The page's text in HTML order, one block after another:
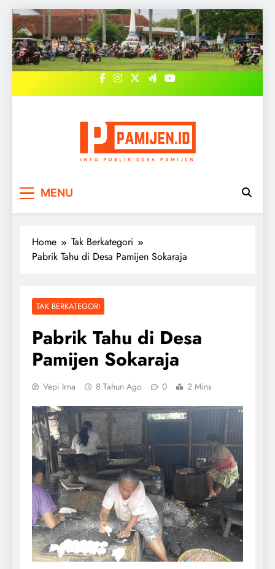
Skip
to
content
MENU
Home
Tak Berkategori
Pabrik Tahu di Desa Pamijen Sokaraja
TAK BERKATEGORI
Pabrik Tahu di Desa
Pamijen Sokaraja
Vepi Irna 8 Tahun Ago 0 2 Mins